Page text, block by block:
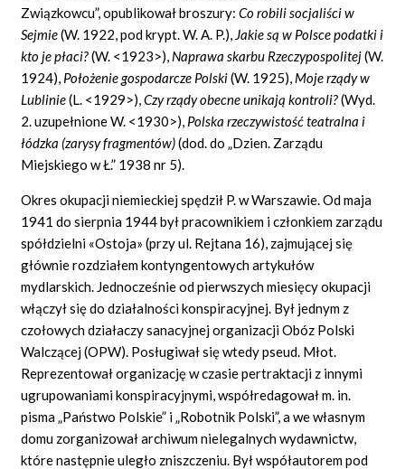
Związkowcu”, opublikował broszury:Co robili socjaliści w
Sejmie(W. 1922, pod krypt. W. A. P.), Jakie są w Polsce podatki i
kto je płaci?(W. <1923>), Naprawa skarbu Rzeczypospolitej(W.
1924), Położenie gospodarcze Polski(W. 1925), Moje rządy w
Lublinie(L. <1929>),Czy rządy obecne unikają kontroli?(Wyd.
2. uzupełnione W. <1930>), Polska rzeczywistość teatralna i
łódzka (zarysy fragmentów)(dod. do „Dzien. Zarządu
Miejskiego w Ł.” 1938 nr 5).
Okres okupacji niemieckiej spędził P. w Warszawie. Od maja
1941 do sierpnia 1944 był pracownikiem i członkiem zarządu
spółdzielni «Ostoja» (przy ul. Rejtana 16), zajmującej się
głównie rozdziałem kontyngentowych artykułów
mydlarskich. Jednocześnie od pierwszych miesięcy okupacji
włączył się do działalności konspiracyjnej. Był jednym z
czołowych działaczy sanacyjnej organizacji Obóz Polski
Walczącej (OPW). Posługiwał się wtedy pseud. Młot.
Reprezentował organizację w czasie pertraktacji z innymi
ugrupowaniami konspiracyjnymi, współredagował m. in.
pisma „Państwo Polskie” i „Robotnik Polski”, a we własnym
domu zorganizował archiwum nielegalnych wydawnictw,
które następnie uległo zniszczeniu. Był współautorem pod